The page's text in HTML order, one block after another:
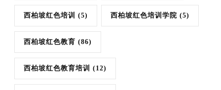
西柏坡红色培训 (5) 西柏坡红色培训学院 (5)
西柏坡红色教育 (86)
西柏坡红色教育培训 (12)